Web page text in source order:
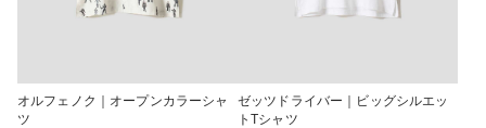
オルフェノク｜オープンカラーシャ
ツ
ゼッツドライバー｜ビッグシルエッ
トTシャツ